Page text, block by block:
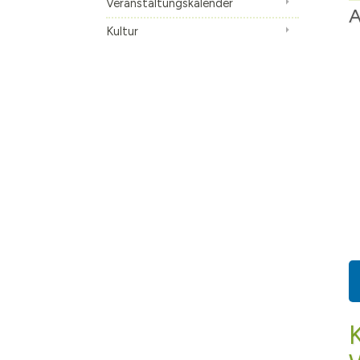
Veranstaltungskalender
Kultur